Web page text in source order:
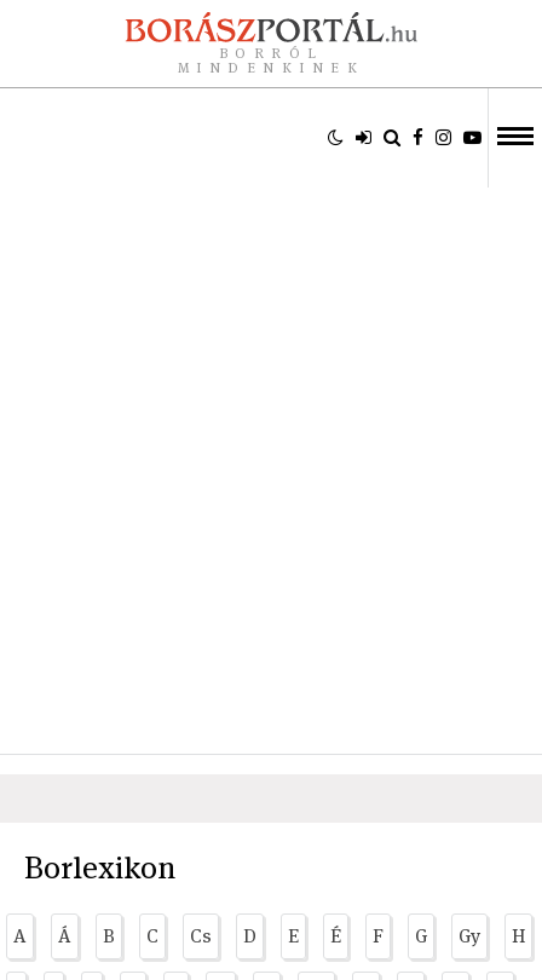
BORRÓL
MINDENKINEK
Borlexikon
A Á B C Cs D E É F G Gy H